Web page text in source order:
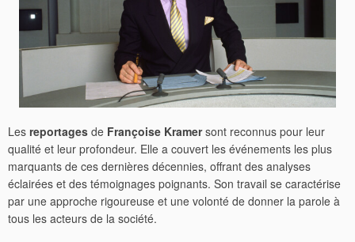
Les reportages de Françoise Kramersont reconnus pour leur
qualité et leur profondeur. Elle a couvert les événements les plus
marquants de ces dernières décennies, offrant des analyses
éclairées et des témoignages poignants. Son travail se caractérise
par une approche rigoureuse et une volonté de donner la parole à
tous les acteurs de la société.